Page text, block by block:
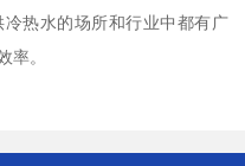
热水的场所和行业中都有广
率。